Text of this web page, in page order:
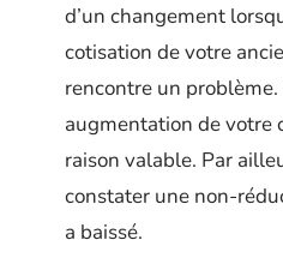
d’un changement
cotisation de votre
rencontre un problème.
augmentation de votre
raison valable. Par
constater une non-
a baissé.